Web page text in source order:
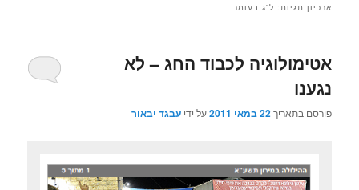
ארכיון תגיות: ל”ג בעומר
אטימולוגיה לכבוד החג – לא
נגענו
פורסם בתאריך22 במאי 2011 על ידיעבגד יבאור